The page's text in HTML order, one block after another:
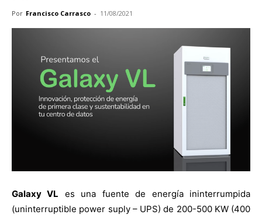
Por Francisco Carrasco - 11/08/2021
Galaxy VL es una fuente de energía ininterrumpida
(uninterruptible power suply – UPS) de 200-500 KW (400